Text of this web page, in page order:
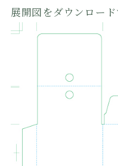
展開図をダウンロード